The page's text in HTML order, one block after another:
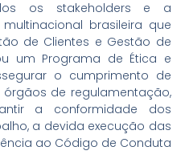
os stakeholders e a
brasileira que
de Clientes e Gestão de
um Programa de Ética e
o cumprimento de
de regulamentação,
a conformidade dos
a devida execução das
ao Código de Conduta